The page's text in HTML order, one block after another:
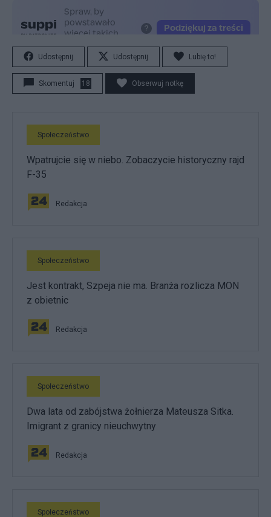
Udostępnij Udostępnij Lubię to!
Skomentuj 18 Obserwuj notkę
Społeczeństwo
Wpatrujcie się w niebo. Zobaczycie historyczny rajd
F-35
Redakcja
Społeczeństwo
Jest kontrakt, Szpeja nie ma. Branża rozlicza MON
z obietnic
Redakcja
Społeczeństwo
Dwa lata od zabójstwa żołnierza Mateusza Sitka.
Imigrant z granicy nieuchwytny
Redakcja
Społeczeństwo